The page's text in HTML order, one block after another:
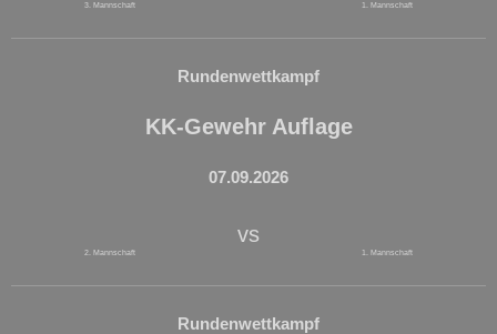
3. Mannschaft 1. Mannschaft
Rundenwettkampf
KK-Gewehr Auflage
07.09.2026
2. Mannschaft
vs
1. Mannschaft
Rundenwettkampf